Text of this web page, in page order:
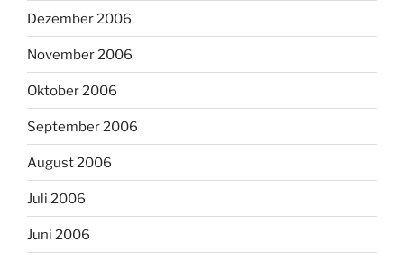
Dezember 2006
November 2006
Oktober 2006
September 2006
August 2006
Juli 2006
Juni 2006